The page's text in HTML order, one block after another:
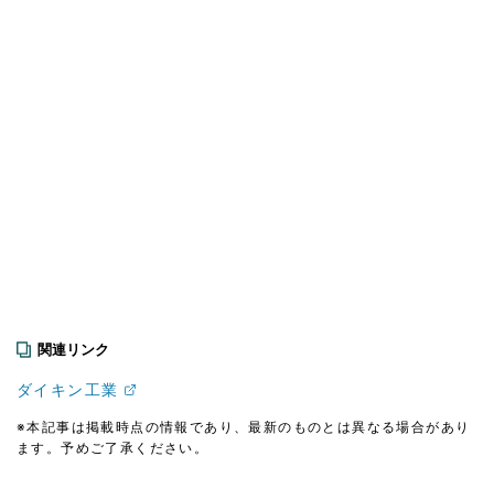
関連リンク
ダイキン工業
※本記事は掲載時点の情報であり、最新のものとは異なる場合があり
ます。予めご了承ください。